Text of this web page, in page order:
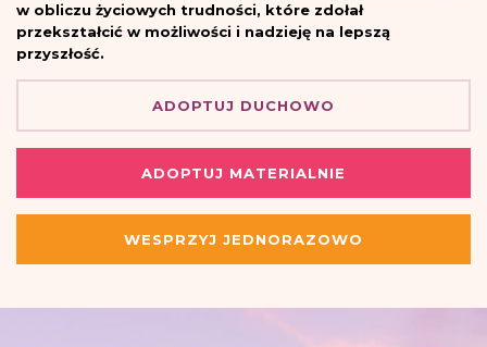
w obliczu życiowych trudności, które zdołał
przekształcić w możliwości i nadzieję na lepszą
przyszłość.
ADOPTUJ DUCHOWO
ADOPTUJ MATERIALNIE
WESPRZYJ JEDNORAZOWO